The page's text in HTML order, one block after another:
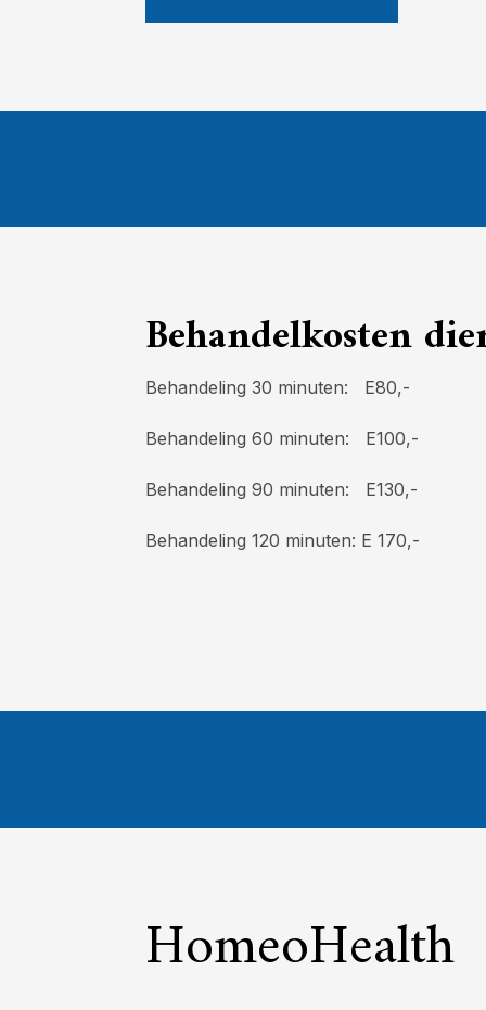
Behandelkosten
Behandeling 30 minuten: E80,-
Behandeling 60 minuten: E100,-
Behandeling 90 minuten: E130,-
Behandeling 120 minuten: E 170,-
HomeoHealth